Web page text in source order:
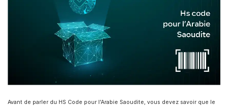
Avant de parler du HS Code pour l’Arabie Saoudite, vous devez savoir que le